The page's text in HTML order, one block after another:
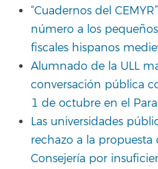
“Cuadernos del
número a los
fiscales hispanos
Alumnado de la ULL
conversación pública
1 de octubre en el
Las universidades
rechazo a la
Consejería por